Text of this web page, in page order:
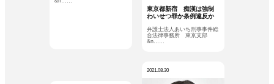
東京都新宿 痴漢は強制
わいせつ罪か条例違反か
弁護士法人あいち刑事事件総
合法律事務所 東京支部
&n……
2021.08.30